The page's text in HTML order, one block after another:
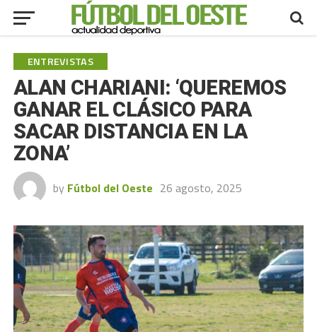
ENTREVISTAS
ALAN CHARIANI: ‘QUEREMOS
GANAR EL CLÁSICO PARA
SACAR DISTANCIA EN LA
ZONA’
by Fútbol del Oeste 26 agosto, 2025